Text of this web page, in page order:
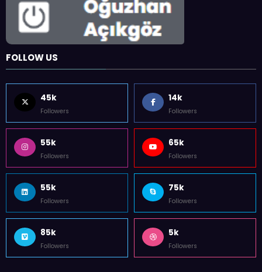
FOLLOW US
45k
Followers
14k
Followers
55k
Followers
65k
Followers
55k
Followers
75k
Followers
85k
Followers
5k
Followers